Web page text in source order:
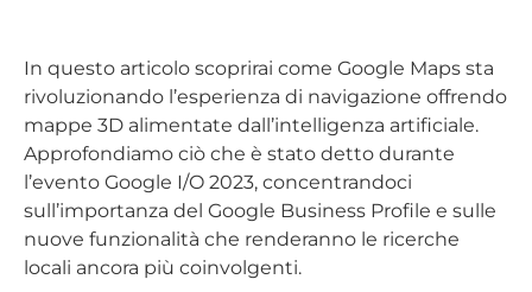
In questo articolo scoprirai come Google Maps sta
rivoluzionando l’esperienza di navigazione offrendo
mappe 3D alimentate dall’intelligenza artificiale.
Approfondiamo ciò che è stato detto durante
l’evento Google I/O 2023, concentrandoci
sull’importanza del Google Business Profile e sulle
nuove funzionalità che renderanno le ricerche
locali ancora più coinvolgenti.